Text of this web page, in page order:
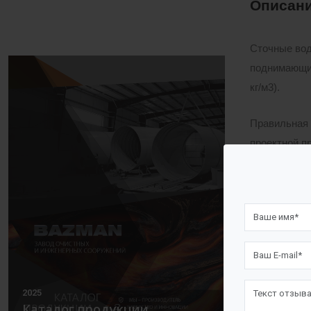
2025
Сточные
кг/м3).
Правильная
проектной
баланс pH
Ливневые